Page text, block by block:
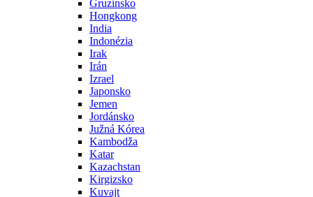
Gruzínsko
Hongkong
India
Indonézia
Irak
Irán
Izrael
Japonsko
Jemen
Jordánsko
Južná Kórea
Kambodža
Katar
Kazachstan
Kirgizsko
Kuvajt